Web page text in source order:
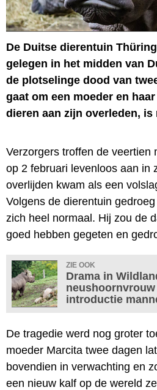
De Duitse dierentuin
gelegen in het midden van
de plotselinge dood van
gaat om een moeder en
dieren aan zijn overleden, is
Verzorgers troffen de veertien
op 2 februari levenloos aan in
overlijden kwam als een
Volgens de dierentuin
zich heel normaal. Hij zou de
goed hebben gegeten en
ZIE OOK
Drama in
introductie
De tragedie werd nog groter
moeder Marcita twee dagen
bovendien in verwachting en
een nieuw kalf op de wereld